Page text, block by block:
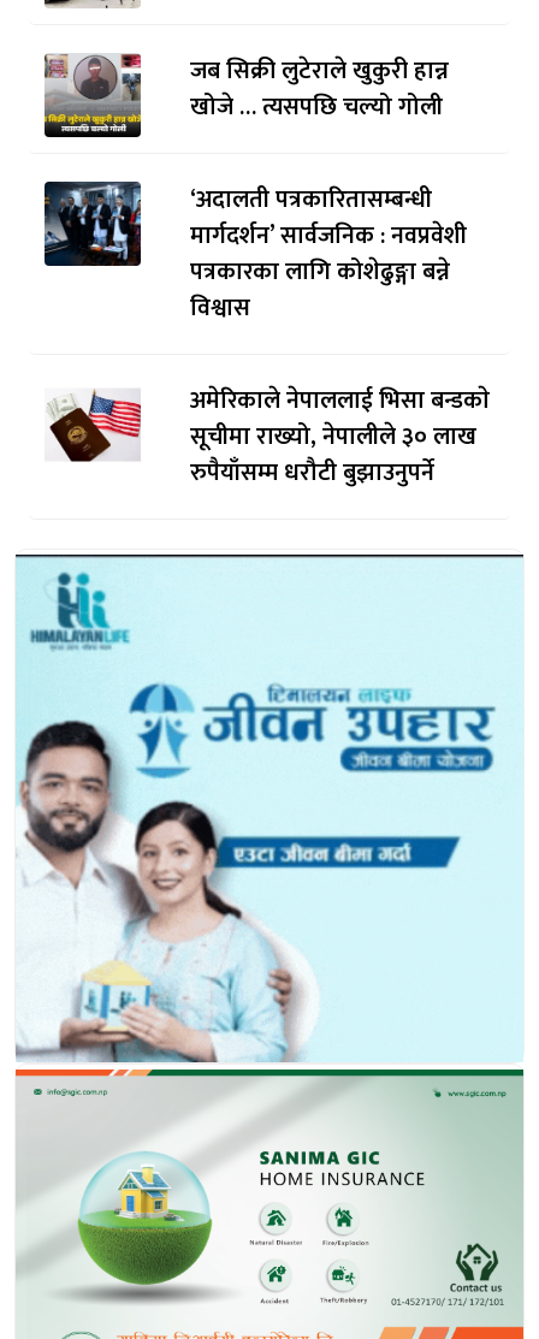
जब सिक्री लुटेराले खुकुरी हान्न
खोजे … त्यसपछि चल्यो गोली
‘अदालती पत्रकारितासम्बन्धी
मार्गदर्शन’ सार्वजनिक : नवप्रवेशी
पत्रकारका लागि कोशेढुङ्गा बन्ने
विश्वास
अमेरिकाले नेपाललाई भिसा बन्डकाे
सूचीमा राख्यो, नेपालीले ३० लाख
रुपैयाँसम्म धरौटी बुझाउनुपर्ने